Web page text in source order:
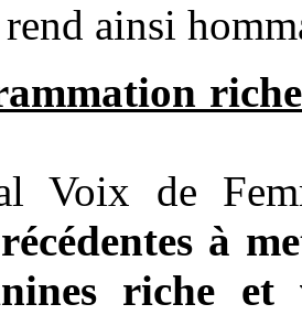
ainsi
Voix de
à
riche et